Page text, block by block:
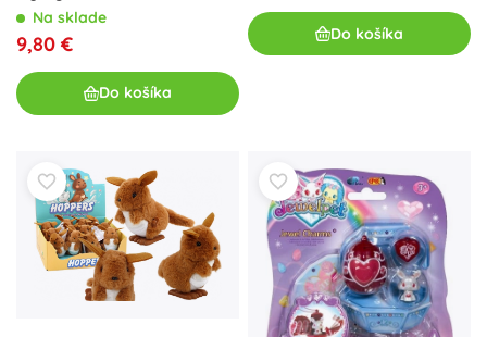
Na sklade
9,80 €
Do košíka
Do košíka